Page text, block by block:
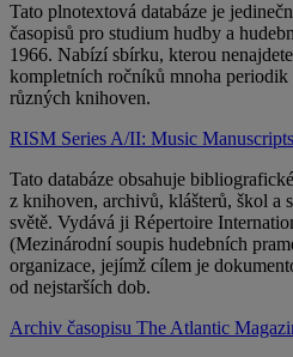
Tato plnotextová databáze je
časopisů pro studium hudby a
1966. Nabízí sbírku, kterou
kompletních ročníků mnoha periodik
různých knihoven.
RISM Series A/II: Music
Tato databáze obsahuje
z knihoven, archivů, klášterů, škol a
světě. Vydává ji Répertoire
(Mezinárodní soupis hudebních
organizace, jejímž cílem je
od nejstarších dob.
Archiv časopisu The Atlantic